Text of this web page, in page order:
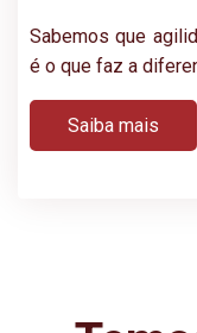
Sabemos que
é o que faz a
Saiba mais